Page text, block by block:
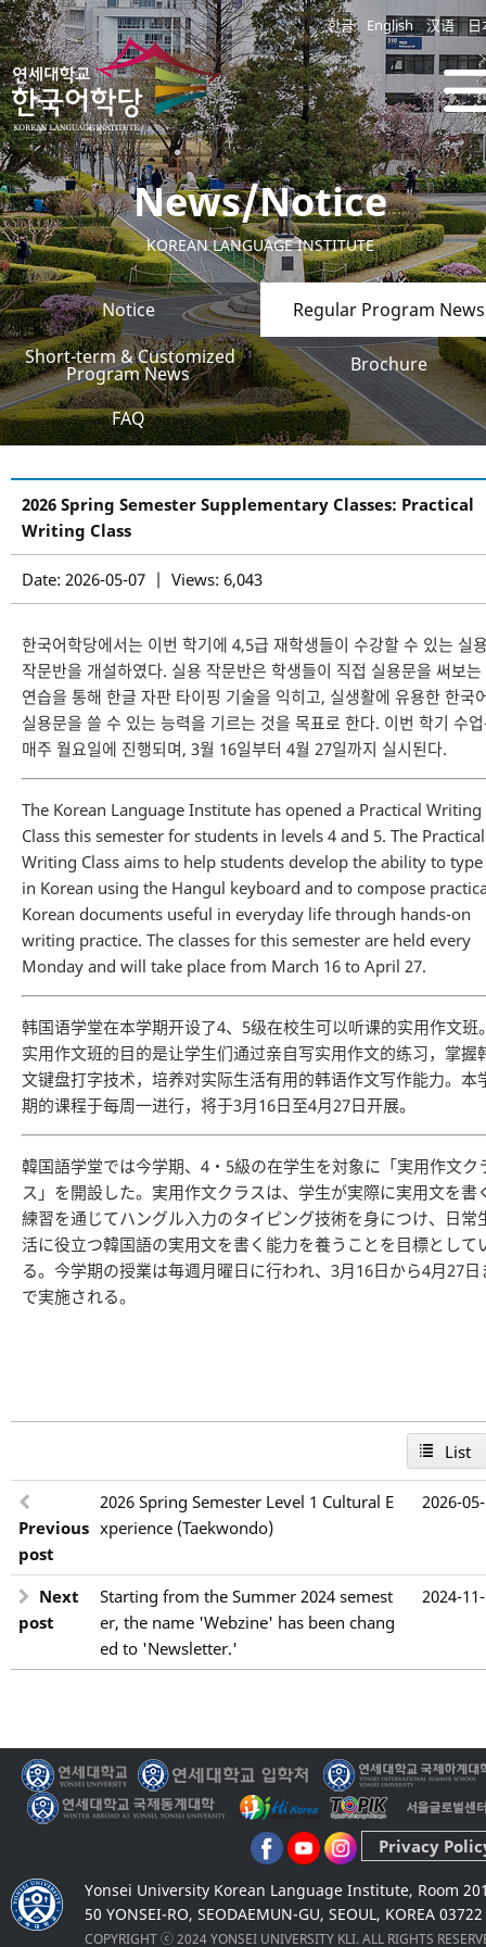
한글 English 汉语 日
News/Notice
KOREAN LANGUAGE INSTITUTE
Notice
Regular Program News
Short-term & Customized
Program News Brochure
FAQ
2026 Spring Semester Supplementary Classes: Practical
Writing Class
Date: 2026-05-07 | Views: 6,043
한국어학당에서는 이번 학기에 4,5급 재학생들이 수강할 수 있는 실
작문반을 개설하였다. 실용 작문반은 학생들이 직접 실용문을 써보는
연습을 통해 한글 자판 타이핑 기술을 익히고, 실생활에 유용한 한국
실용문을 쓸 수 있는 능력을 기르는 것을 목표로 한다. 이번 학기 수
매주 월요일에 진행되며, 3월 16일부터 4월 27일까지 실시된다.
The Korean Language Institute has opened a Practical Writing
Class this semester for students in levels 4 and 5. The Practical
Writing Class aims to help students develop the ability to type
in Korean using the Hangul keyboard and to compose
Korean documents useful in everyday life through hands-on
writing practice. The classes for this semester are held every
Monday and will take place from March 16 to April 27.
韩国语学堂在本学期开设了4、5级在校生可以听课的实用作文班
实用作文班的目的是让学生们通过亲自写实用作文的练习，掌握
文键盘打字技术，培养对实际生活有用的韩语作文写作能力。本
期的课程于每周一进行，将于3月16日至4月27日开展。
韓国語学堂では今学期、4・5級の在学生を対象に「実用作文ク
ス」を開設した。実用作文クラスは、学生が実際に実用文を書
練習を通じてハングル入力のタイピング技術を身につけ、日常
活に役立つ韓国語の実用文を書く能力を養うことを目標として
る。今学期の授業は毎週月曜日に行われ、3月16日から4月27日
で実施される。
List
Previous
post
2026 Spring Semester Level 1 Cultural E
xperience (Taekwondo)
2026-
Next
post
Starting from the Summer 2024 semest
er, the name 'Webzine' has been chang
ed to 'Newsletter.'
2024-
Yonsei University Korean Language Institute, Room
50 YONSEI-RO, SEODAEMUN-GU, SEOUL, KOREA 03722
COPYRIGHT ⓒ 2024 YONSEI UNIVERSITY KLI. ALL RIGHTS
Privacy